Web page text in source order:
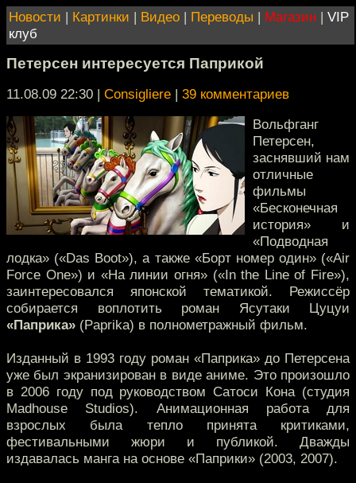
Новости | Картинки | Видео | Переводы | Магазин | VIP
клуб
Петерсен интересуется Паприкой
11.08.09 22:30 | Consigliere | 39 комментариев
Вольфганг
Петерсен,
заснявший нам
отличные
фильмы
«Бесконечная
история» и
«Подводная
лодка» («Das Boot»), а также «Борт номер один» («Air
Force One») и «На линии огня» («In the Line of Fire»),
заинтересовался японской тематикой. Режиссёр
собирается воплотить роман Ясутаки Цуцуи
«Паприка» (Paprika) в полнометражный фильм.
Изданный в 1993 году роман «Паприка» до Петерсена
уже был экранизирован в виде аниме. Это произошло
в 2006 году под руководством Сатоси Кона (студия
Madhouse Studios). Анимационная работа для
взрослых была тепло принята критиками,
фестивальными жюри и публикой. Дважды
издавалась манга на основе «Паприки» (2003, 2007).